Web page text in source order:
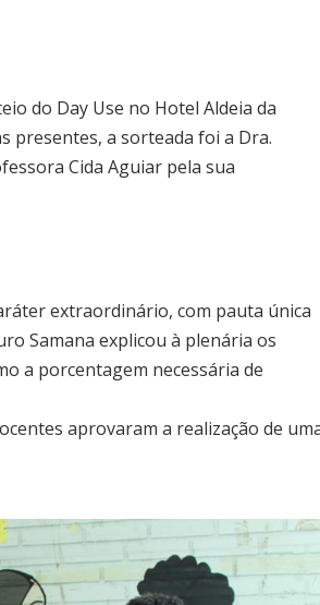
do Day Use no Hotel Aldeia da
presentes, a sorteada foi a Dra.
Cida Aguiar pela sua
extraordinário, com pauta única
Samana explicou à plenária os
a porcentagem necessária de
aprovaram a realização de